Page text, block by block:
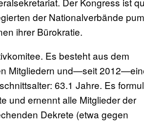
der Nationalverbände
ihrer Bürokratie.
Es besteht aus dem
Mitgliedern und—seit
63.1 Jahre. Es
und ernennt alle Mitglieder der
Dekrete (etwa gegen